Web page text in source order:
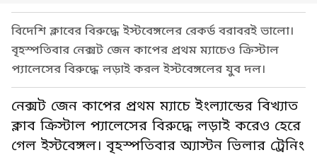
বিদেশি ক্লাবের বিরুদ্ধে ইস্টবেঙ্গলের রেকর্ড বরাবরই ভালো।
বৃহস্পতিবার নেক্সট জেন কাপের প্রথম ম্যাচেও ক্রিস্টাল
প্যালেসের বিরুদ্ধে লড়াই করল ইস্টবেঙ্গলের যুব দল।
নেক্সট জেন কাপের প্রথম ম্যাচে ইংল্যান্ডের বিখ্যাত
ক্লাব ক্রিস্টাল প্যালেসের বিরুদ্ধে লড়াই করেও হেরে
গেল ইস্টবেঙ্গল। বৃহস্পতিবার অ্যাস্টন ভিলার ট্রেনিং